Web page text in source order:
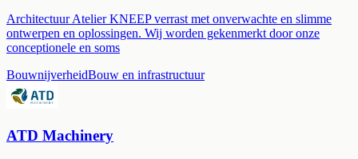
Architectuur Atelier KNEEP verrast met onverwachte en slimme
ontwerpen en oplossingen. Wij worden gekenmerkt door onze
conceptionele en soms
BouwnijverheidBouw en infrastructuur
ATD Machinery